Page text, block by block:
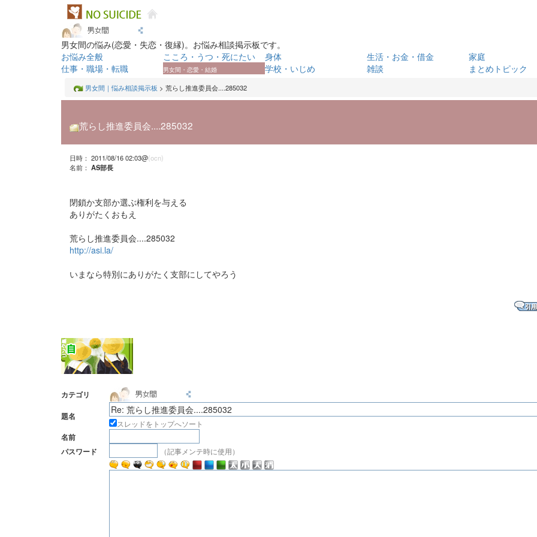
男女間の悩み(恋愛・失恋・復縁)。お悩み相談掲示板です。
お悩み全般
こころ・うつ・死にたい 身体 生活・お金・借金
家庭
仕事・職場・転職
男女間・恋愛・結婚 学校・いじめ 雑談 まとめトピック
男女間｜悩み相談掲示板 > 荒らし推進委員会....285032
荒らし推進委員会....285032
日時： 2011/08/16 02:03@(ocn)
名前： AS部長
閉鎖か支部か選ぶ権利を与える
ありがたくおもえ
荒らし推進委員会....285032
http://asi.la/
いまなら特別にありがたく支部にしてやろう
カテゴリ
題名
スレッドをトップへソート
名前
パスワード
（記事メンテ時に使用）